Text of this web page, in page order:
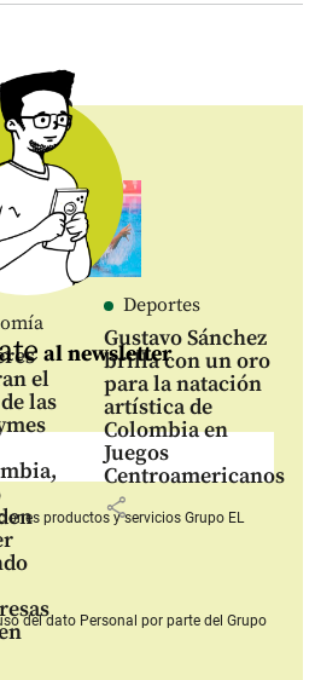
el
las
Deportes
Gustavo Sánchez
brilla con un oro
para la natación
artística de
Colombia en
Juegos
Centroamericanos
share
al newsletter
productos y serviciosGrupo EL
del dato Personal por parte del Grupo